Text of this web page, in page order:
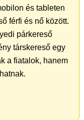
és tableten
férfi és nő között.
párkereső
társkereső egy
a fiatalok, hanem